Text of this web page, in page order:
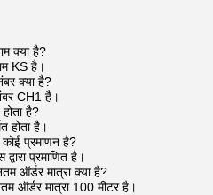
क्या है?
KS है।
क्या है?
CH1 है।
है?
होता है।
प्रमाणन है?
प्रमाणित है।
ऑर्डर मात्रा क्या है?
ऑर्डर मात्रा 100 मीटर है।